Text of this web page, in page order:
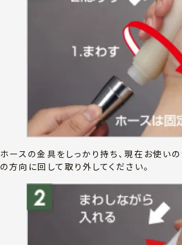
ホースの金具をしっかり持ち、現在お使い
の方向に回して取り外してください。